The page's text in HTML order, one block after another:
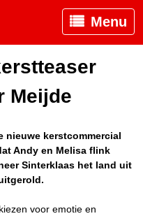
Menu
Meijde
nieuwe kerstcommercial
Andy en Melisa flink
Sinterklaas het land uit
voor emotie en